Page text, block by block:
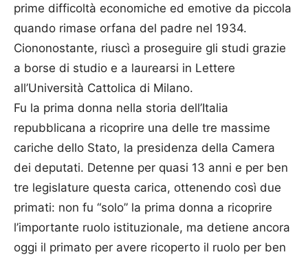
prime difficoltà economiche ed emotive da piccola
quando rimase orfana del padre nel 1934.
Ciononostante, riuscì a proseguire gli studi grazie
a borse di studio e a laurearsi in Lettere
all’Università Cattolica di Milano.
Fu la prima donna nella storia dell’Italia
repubblicana a ricoprire una delle tre massime
cariche dello Stato, la presidenza della Camera
dei deputati. Detenne per quasi 13 anni e per ben
tre legislature questa carica, ottenendo così due
primati: non fu “solo” la prima donna a ricoprire
l’importante ruolo istituzionale, ma detiene ancora
oggi il primato per avere ricoperto il ruolo per ben